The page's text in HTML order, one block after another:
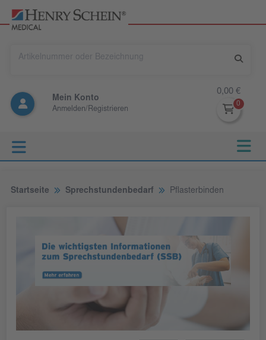
Mein Konto
Anmelden/Registrieren
0,00 €
Startseite Sprechstundenbedarf Pflasterbinden